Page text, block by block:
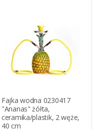
Fajka wodna 0230417
"Ananas" żółta,
ceramika/plastik, 2 węże,
40 cm